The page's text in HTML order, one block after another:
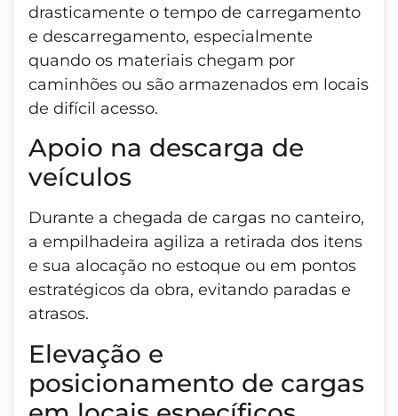
drasticamente o tempo de carregamento
e descarregamento, especialmente
quando os materiais chegam por
caminhões ou são armazenados em locais
de difícil acesso.
Apoio na descarga de
veículos
Durante a chegada de cargas no canteiro,
a empilhadeira agiliza a retirada dos itens
e sua alocação no estoque ou em pontos
estratégicos da obra, evitando paradas e
atrasos.
Elevação e
posicionamento de cargas